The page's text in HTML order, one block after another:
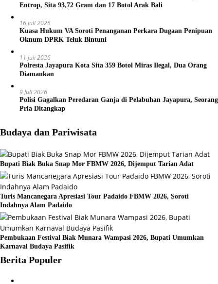
Entrop, Sita 93,72 Gram dan 17 Botol Arak Bali
16 Juli 2026
Kuasa Hukum VA Soroti Penanganan Perkara Dugaan Penipuan
Oknum DPRK Teluk Bintuni
11 Juli 2026
Polresta Jayapura Kota Sita 359 Botol Miras Ilegal, Dua Orang
Diamankan
9 Juli 2026
Polisi Gagalkan Peredaran Ganja di Pelabuhan Jayapura, Seorang
Pria Ditangkap
Budaya dan Pariwisata
Bupati Biak Buka Snap Mor FBMW 2026, Dijemput Tarian Adat
Turis Mancanegara Apresiasi Tour Padaido FBMW 2026, Soroti
Indahnya Alam Padaido
Pembukaan Festival Biak Munara Wampasi 2026, Bupati Umumkan
Karnaval Budaya Pasifik
Berita Populer